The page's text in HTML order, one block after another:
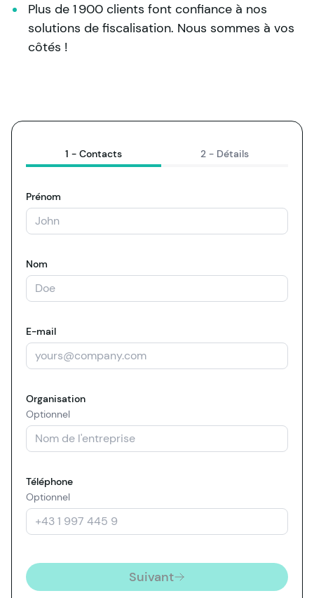
Plus de 1 900 clients font confiance à nos
solutions de fiscalisation. Nous sommes à vos
côtés !
1 - Contacts 2 - Détails
Prénom
Nom
E-mail
Organisation
Optionnel
Téléphone
Optionnel
Suivant